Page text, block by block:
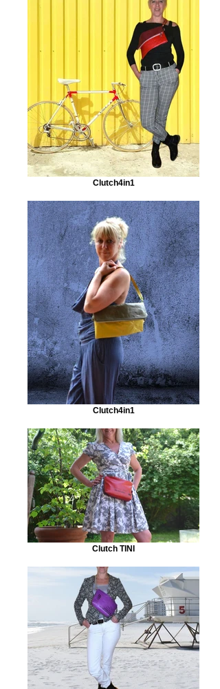
Clutch4in1
Clutch4in1
Clutch TINI